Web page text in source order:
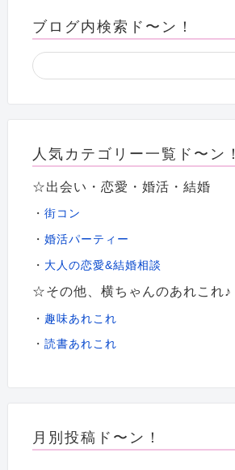
ブログ内検索ド〜ン！
人気カテゴリー一覧ド〜ン！
☆出会い・恋愛・婚活・結婚
・ 街コン
・ 婚活パーティー
・ 大人の恋愛&結婚相談
☆その他、横ちゃんのあれこれ♪
・ 趣味あれこれ
・ 読書あれこれ
月別投稿ド〜ン！